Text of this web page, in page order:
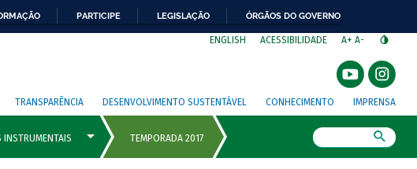
PARTICIPE LEGISLAÇÃO ÓRGÃOS DO GOVERNO
ENGLISH ACESSIBILIDADE A+ A-
TRANSPARÊNCIA DESENVOLVIMENTO SUSTENTÁVEL CONHECIMENTO IMPRENSA